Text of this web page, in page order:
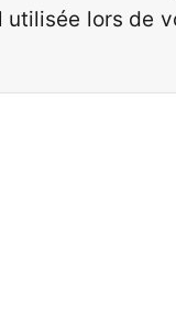
utilisée lors de